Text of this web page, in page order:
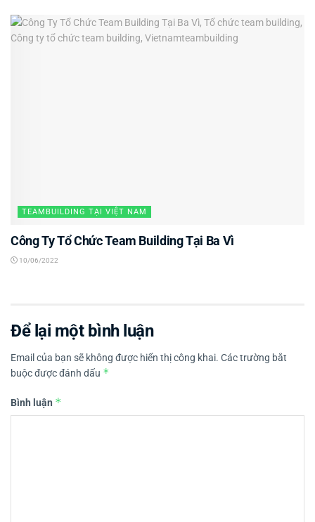
TEAMBUILDING TẠI VIỆT NAM
Công Ty Tổ Chức Team Building Tại Ba Vì
10/06/2022
Để lại một bình luận
Email của bạn sẽ không được hiển thị công khai. Các trường bắt
buộc được đánh dấu *
Bình luận *